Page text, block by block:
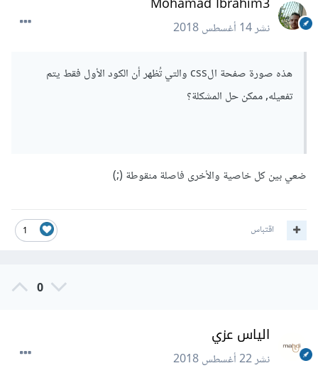
نشر14 أغسطس 2018
هذه صورة صفحة الcss والتي تُظهر أن الكود الأول فقط يتم
تفعيله, ممكن حل المشكلة؟
ضعي بين كل خاصية والأخرى فاصلة منقوطة (;)
1 اقتباس
0
الياس عزي
نشر22 أغسطس 2018